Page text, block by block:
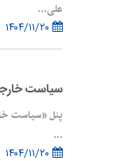
علی‌...
سیاست
پنل «سیاست
...